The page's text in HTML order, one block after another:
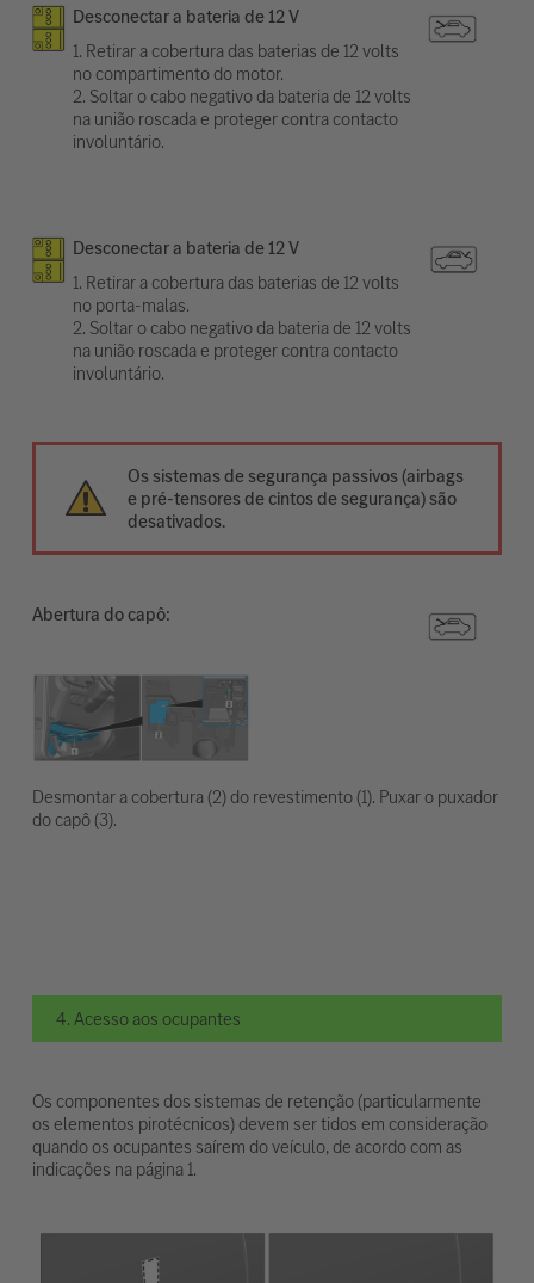
Desconectar a bateria de 12 V
1. Retirar a cobertura das baterias de 12 volts
no compartimento do motor.
2. Soltar o cabo negativo da bateria de 12 volts
na união roscada e proteger contra contacto
involuntário.
Desconectar a bateria de 12 V
1. Retirar a cobertura das baterias de 12 volts
no porta-malas.
2. Soltar o cabo negativo da bateria de 12 volts
na união roscada e proteger contra contacto
involuntário.
Os sistemas de segurança passivos (airbags
e pré-tensores de cintos de segurança) são
desativados.
Abertura do capô:
Desmontar a cobertura (2) do revestimento (1). Puxar o puxador
do capô (3).
4. Acesso aos ocupantes
Os componentes dos sistemas de retenção (particularmente
os elementos pirotécnicos) devem ser tidos em consideração
quando os ocupantes saírem do veículo, de acordo com as
indicações na página 1.